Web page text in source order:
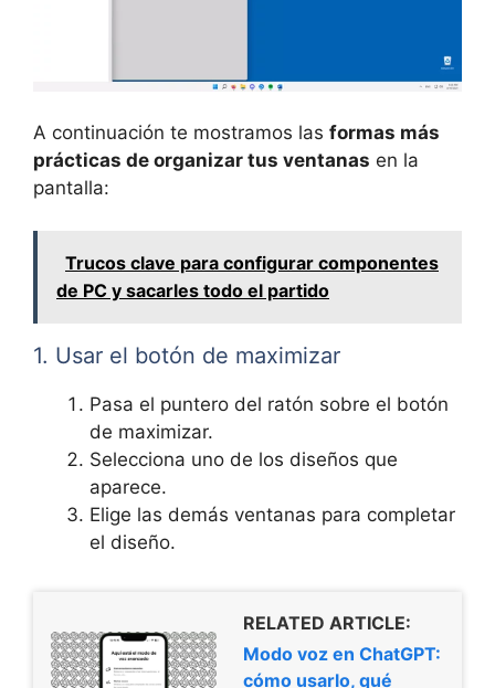
A continuación te mostramos las formas más
prácticas de organizar tus ventanas en la
pantalla:
Trucos clave para configurar componentes
de PC y sacarles todo el partido
1. Usar el botón de maximizar
Pasa el puntero del ratón sobre el botón
de maximizar.
Selecciona uno de los diseños que
aparece.
Elige las demás ventanas para completar
el diseño.
RELATED ARTICLE:
Modo voz en ChatGPT:
cómo usarlo, qué